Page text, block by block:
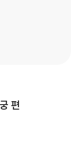
편